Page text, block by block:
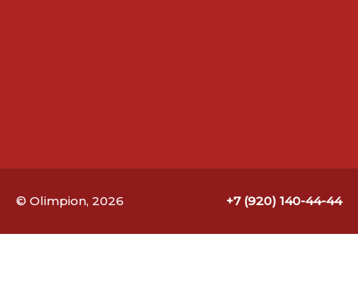
© Olimpion, 2026 +7 (920) 140-44-44